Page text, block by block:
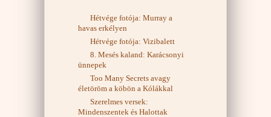
Hétvége fotója: Murray a
havas erkélyen
Hétvége fotója: Vizibalett
8. Mesés kaland: Karácsonyi
ünnepek
Too Many Secrets avagy
életöröm a köbön a Kólákkal
Szerelmes versek:
Mindenszentek és Halottak